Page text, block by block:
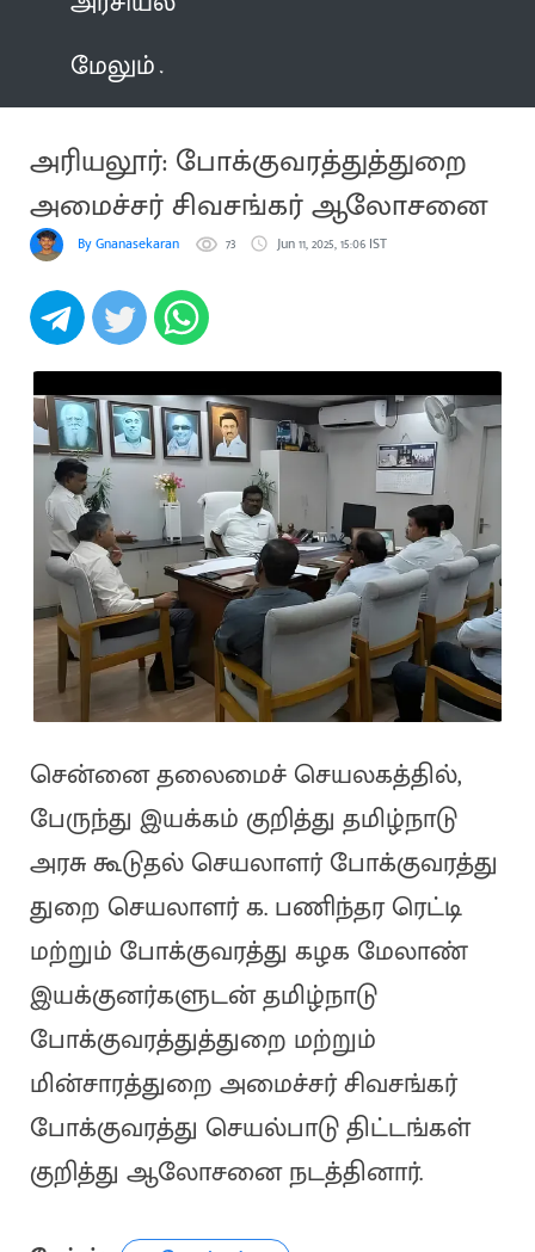
மேலும்
அரியலூர்: போக்குவரத்துத்துறை
அமைச்சர் சிவசங்கர் ஆலோசனை
By Gnanasekaran 73 Jun 11, 2025, 15:06 IST
சென்னை தலைமைச் செயலகத்தில்,
பேருந்து இயக்கம் குறித்து தமிழ்நாடு
அரசு கூடுதல் செயலாளர் போக்குவரத்து
துறை செயலாளர் க. பணிந்தர ரெட்டி
மற்றும் போக்குவரத்து கழக மேலாண்
இயக்குனர்களுடன் தமிழ்நாடு
போக்குவரத்துத்துறை மற்றும்
மின்சாரத்துறை அமைச்சர் சிவசங்கர்
போக்குவரத்து செயல்பாடு திட்டங்கள்
குறித்து ஆலோசனை நடத்தினார்.